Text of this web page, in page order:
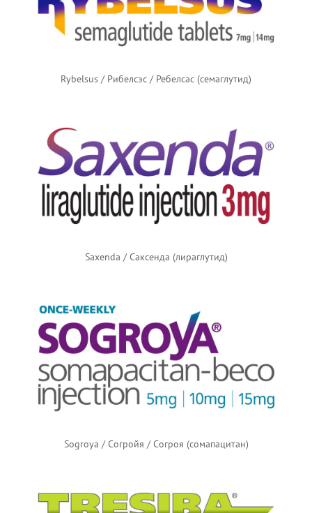
Rybelsus / Рибелсэс / Ребелсас (семаглутид)
Saxenda / Саксенда (лираглутид)
Sogroya / Согройя / Согроя (сомапацитан)